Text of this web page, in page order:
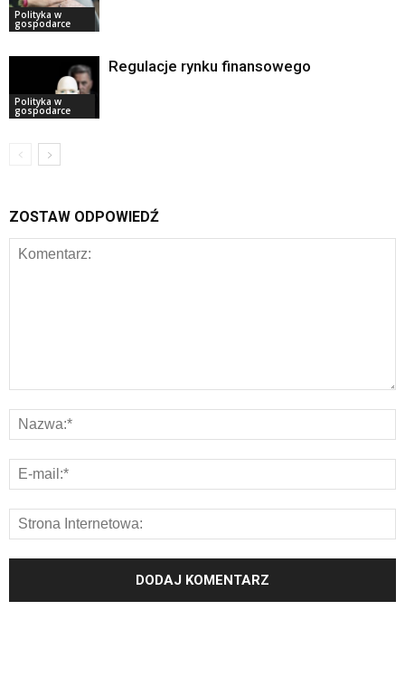
Polityka w
gospodarce
Polityka w
gospodarce
Regulacje rynku finansowego
ZOSTAW ODPOWIEDŹ